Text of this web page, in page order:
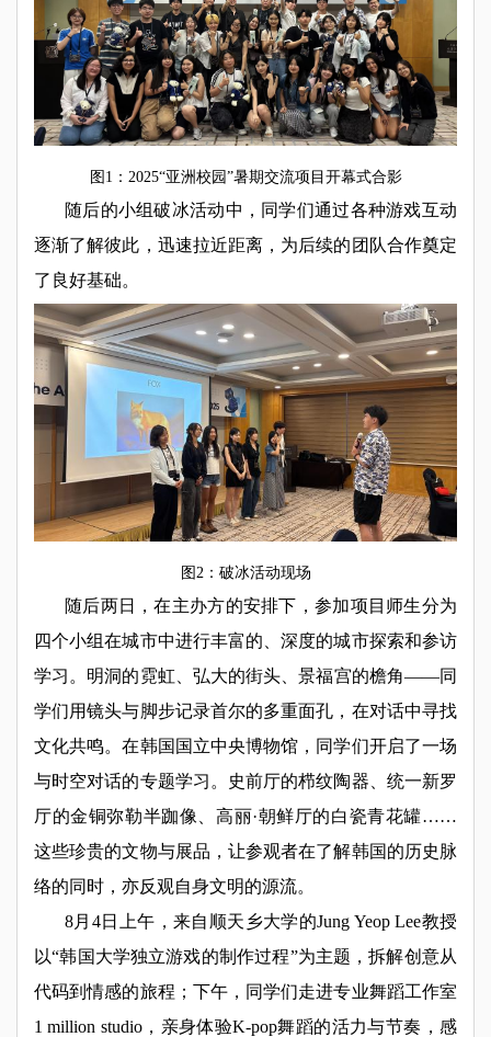
图1：2025“亚洲校园”暑期交流项目开幕式合影
随后的小组破冰活动中，同学们通过各种游戏互动
逐渐了解彼此，迅速拉近距离，为后续的团队合作奠定
了良好基础。
图2：破冰活动现场
随后两日，在主办方的安排下，参加项目师生分为
四个小组在城市中进行丰富的、深度的城市探索和参访
学习。明洞的霓虹、弘大的街头、景福宫的檐角——同
学们用镜头与脚步记录首尔的多重面孔，在对话中寻找
文化共鸣。在韩国国立中央博物馆，同学们开启了一场
与时空对话的专题学习。史前厅的栉纹陶器、统一新罗
厅的金铜弥勒半跏像、高丽·朝鲜厅的白瓷青花罐……
这些珍贵的文物与展品，让参观者在了解韩国的历史脉
络的同时，亦反观自身文明的源流。
8月4日上午，来自顺天乡大学的Jung Yeop Lee教授
以“韩国大学独立游戏的制作过程”为主题，拆解创意从
代码到情感的旅程；下午，同学们走进专业舞蹈工作室
1 million studio，亲身体验K-pop舞蹈的活力与节奏，感